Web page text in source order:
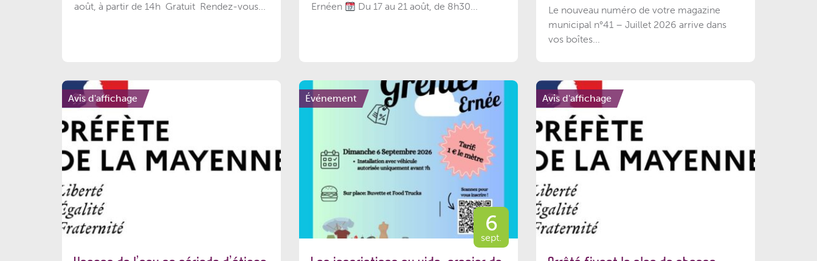
août, à partir de 14h Gratuit Rendez-vous...
Ernéen
Du 17 au 21 août, de 8h30...
Le nouveau numéro de votre magazine
municipal n°41 – Juillet 2026 arrive dans
vos boîtes...
Avis d'affichage Événement
6
sept.
Avis d'affichage